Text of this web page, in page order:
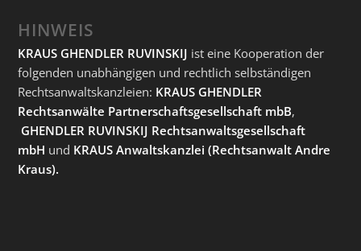
HINWEIS
KRAUS GHENDLER RUVINSKIJ ist eine Kooperation der
folgenden unabhängigen und rechtlich selbständigen
Rechtsanwaltskanzleien: KRAUS GHENDLER
Rechtsanwälte Partnerschaftsgesellschaft mbB,
GHENDLER RUVINSKIJ Rechtsanwaltsgesellschaft
mbH und KRAUS Anwaltskanzlei (Rechtsanwalt Andre
Kraus).